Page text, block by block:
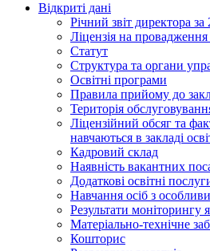
Відкриті дані
Річний звіт директора
Ліцензія на провадження
Статут
Структура та органи
Освiтнi програми
Правила прийому до
Територiя
Ліцензійний обсяг та
навчаються в закладі
Кадровий склад
Наявність вакантних
Додатковi освiтнi
Навчання осіб з
Результати моніторингу
Матеріально-технічне
Кошторис